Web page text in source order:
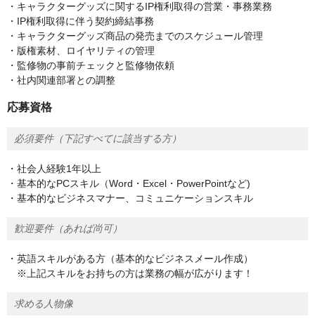
・キャラクターグッズに関するIP権利取得の営業・事務業務
・IP権利取得に伴う契約締結事務
・キャラクターグッズ商品の発売までのスケジュール管理
・版権素材、ロイヤリティの管理
・監修物の事前チェックと監修物依頼
・社内関連部署との調整
応募資格
必須要件（下記すべてに該当する方）
・社会人経験1年以上
・基本的なPCスキル（Word・Excel・PowerPointなど)
・基本的なビジネスマナー、コミュニケーションスキル
歓迎要件（あれば尚可）
・英語スキルがある方（基本的なビジネスメール作成）
※上記スキルをお持ちの方は業務の幅が広がります！
求める人物像